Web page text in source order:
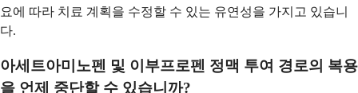
요에 따라 치료 계획을 수정할 수 있는 유연성을 가지고 있습니
다.
아세트아미노펜 및 이부프로펜 정맥 투여 경로의 복용
을 언제 중단할 수 있습니까?